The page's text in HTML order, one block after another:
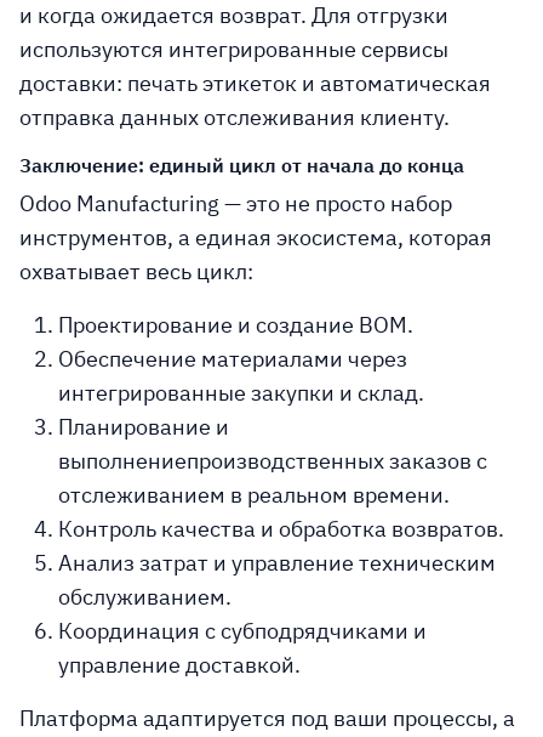
и когда ожидается возврат. Для отгрузки
используются интегрированные сервисы
доставки: печать этикеток и автоматическая
отправка данных отслеживания клиенту.
Заключение: единый цикл от начала до конца
Odoo Manufacturing — это не просто набор
инструментов, а единая экосистема, которая
охватывает весь цикл:
Проектирование и создание BOM.
Обеспечение материалами через
интегрированные закупки и склад.
Планирование и
выполнениепроизводственных заказов с
отслеживанием в реальном времени.
Контроль качества и обработка возвратов.
Анализ затрат и управление техническим
обслуживанием.
Координация с субподрядчиками и
управление доставкой.
Платформа адаптируется под ваши процессы, а